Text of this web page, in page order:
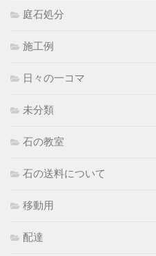
庭石処分
施工例
日々の一コマ
未分類
石の教室
石の送料について
移動用
配達